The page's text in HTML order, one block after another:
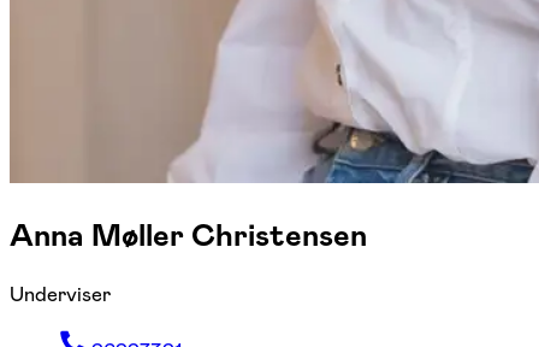
Anna Møller Christensen
Underviser